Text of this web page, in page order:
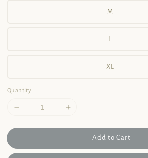
M
L
XL
Quantity
Add to Cart